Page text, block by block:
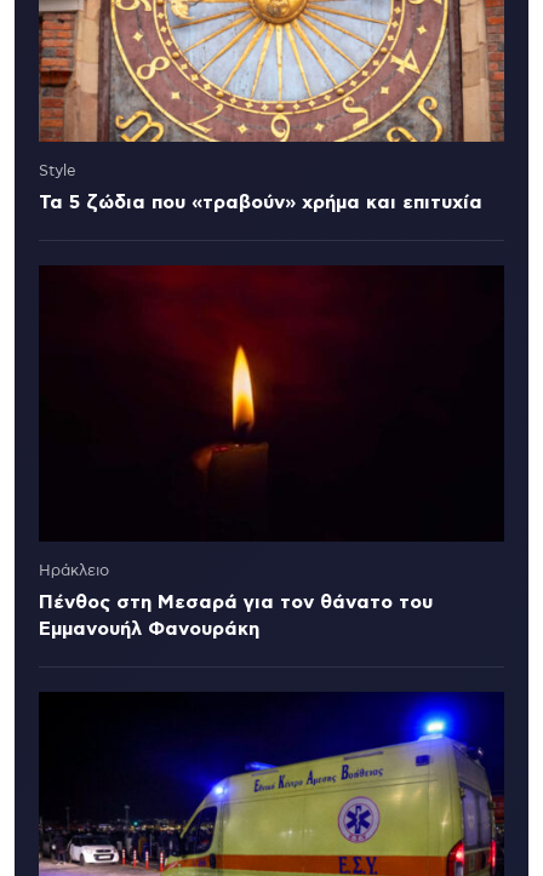
Style
Τα 5 ζώδια που «τραβούν» χρήμα και επιτυχία
Ηράκλειο
Πένθος στη Μεσαρά για τον θάνατο του
Εμμανουήλ Φανουράκη